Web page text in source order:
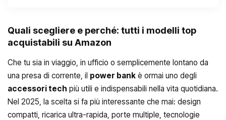
Quali scegliere e perché: tutti i modelli top
acquistabili su Amazon
Che tu sia in viaggio, in ufficio o semplicemente lontano da
una presa di corrente, il power bank è ormai uno degli
accessori tech più utili e indispensabili nella vita quotidiana.
Nel 2025, la scelta si fa più interessante che mai: design
compatti, ricarica ultra-rapida, porte multiple, tecnologie